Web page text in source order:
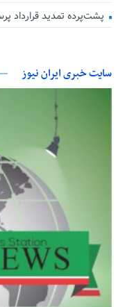
پشت‌پرده تمدید قرارداد
سایت خبری ایران نیوز